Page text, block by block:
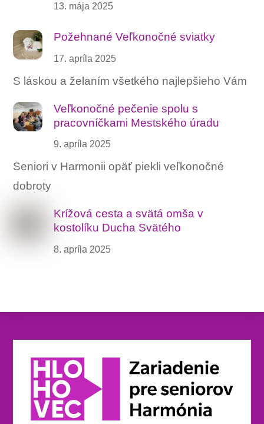
13. mája 2025
Požehnané Veľkonočné sviatky
17. apríla 2025
S láskou a želaním všetkého najlepšieho Vám
Veľkonočné pečenie spolu s
pracovníčkami Mestského úradu
9. apríla 2025
Seniori v Harmonii opäť piekli veľkonočné
dobroty
Krížová cesta a svätá omša v
kostolíku Ducha Svätého
8. apríla 2025
To
Top